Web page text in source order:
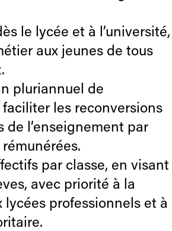
le lycée et à l’université,
aux jeunes de tous
pluriannuel de
les reconversions
de l’enseignement par
par classe, en visant
avec priorité à la
lycées professionnels et à